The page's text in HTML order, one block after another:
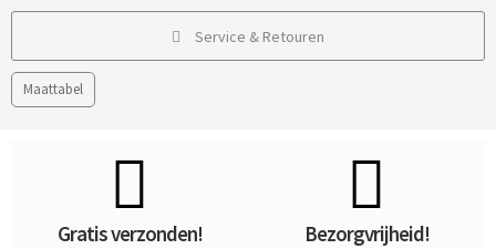
Service & Retouren
Maattabel
Gratis verzonden! Bezorgvrijheid!